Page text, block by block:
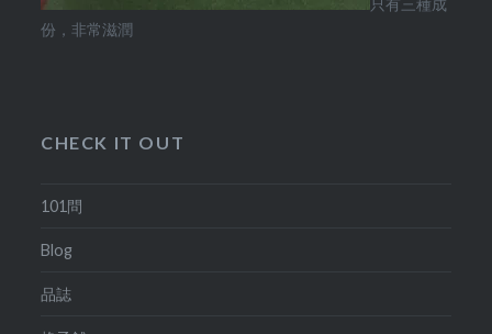
份，非常滋潤
CHECK IT OUT
101問
Blog
品誌